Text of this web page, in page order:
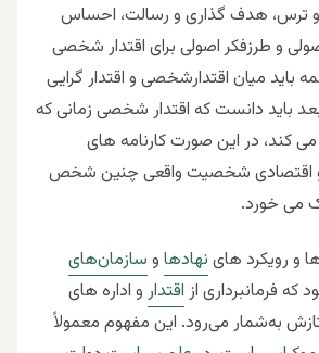
ترس، هدف گذاری و رسالت، احساس
و طرزفکر اصولی برای اقتدار شخصی
باید میان اقتدارشخصی و اقتدار گرایی
باید دانست که اقتدار شخصی زمانی که
کند، در این صورت کارنامه های
اقتصادی شخصیت واقعی چنین شخص
می خورد.
و رویکرد های نهادها و سازمان‌های
که فرمانبرداری از اقتدار و اداره های
به‌شمار می‌رود. این مفهوم معمولاً